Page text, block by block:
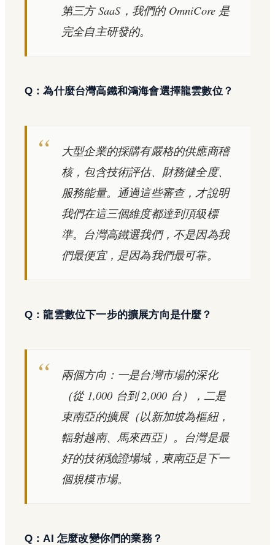
第三方 SaaS，我們的 OmniCore 是
完全自主研發的。
Q：為什麼台灣高鐵和鴻海會選擇龍雲數位？
大型企業的採購有嚴格的供應商稽
核，包含技術評估、財務健全度、
服務能量。通過這些審查，才說明
我們在這三個維度都達到頂級標
準。台灣高鐵選我們，不是因為我
們最便宜，是因為我們最可靠。
Q：龍雲數位下一步的擴展方向是什麼？
兩個方向：一是台灣市場的深化
（從 1,000 台到 2,000 台），二是
東南亞的擴展（以新加坡為樞紐，
輻射越南、馬來西亞）。台灣是最
好的技術驗證場域，東南亞是下一
個規模市場。
Q：AI 怎麼改變你們的業務？